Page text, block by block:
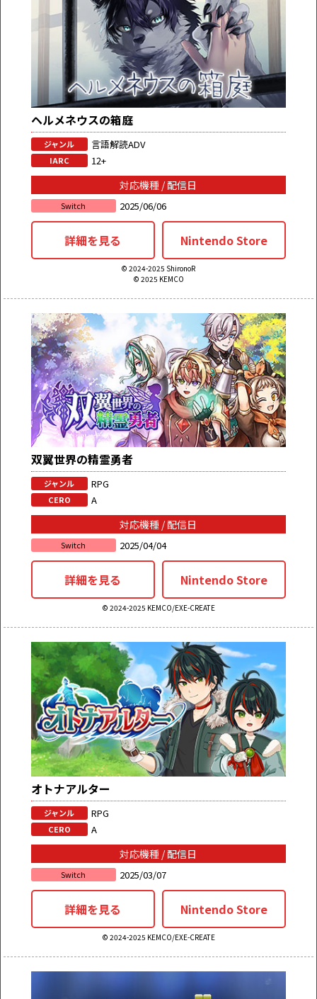
ヘルメネウスの箱庭
ジャンル 言語解読ADV
IARC 12+
対応機種 / 配信日
Switch 2025/06/06
詳細を見る Nintendo Store
© 2024-2025 ShironoR
© 2025 KEMCO
双翼世界の精霊勇者
ジャンル RPG
CERO A
対応機種 / 配信日
Switch 2025/04/04
詳細を見る Nintendo Store
© 2024-2025 KEMCO/EXE-CREATE
オトナアルター
ジャンル RPG
CERO A
対応機種 / 配信日
Switch 2025/03/07
詳細を見る Nintendo Store
© 2024-2025 KEMCO/EXE-CREATE